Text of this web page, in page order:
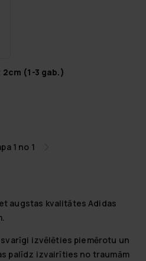
(1-3 gab.)
1 no 1
augstas kvalitātes Adidas
izvēlēties piemērotu un
palīdz izvairīties no traumām